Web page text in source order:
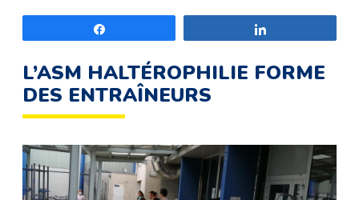
L’ASM HALTÉROPHILIE FORME
DES ENTRAÎNEURS